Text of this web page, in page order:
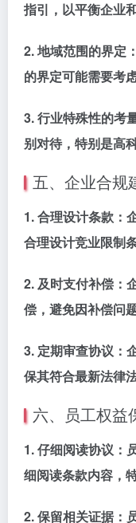
指引，以平衡企业
2.地域范围的界定
的界定可能需要考
3.行业特殊性的考
别对待，特别是高
五、企业合规
1.合理设计条款 ：
合理设计竞业限制
2.及时支付补偿 ：
偿，避免因补偿问
3. 定期审查协议 ：
保其符合最新法律
六、员工权益
1.仔细阅读协议 ：
细阅读条款内容，
2.保留相关证据 ：